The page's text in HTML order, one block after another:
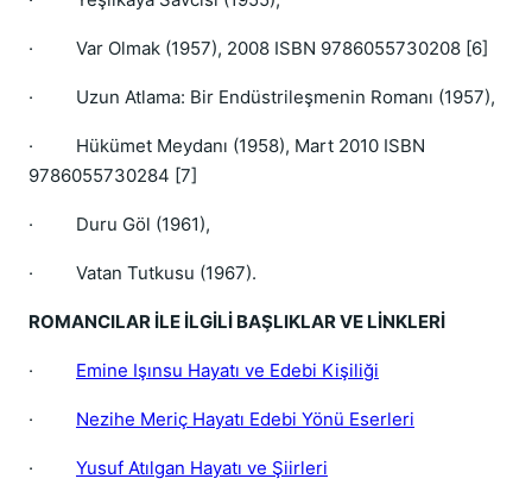
· Var Olmak (1957), 2008 ISBN 9786055730208 [6]
· Uzun Atlama: Bir Endüstrileşmenin Romanı (1957),
· Hükümet Meydanı (1958), Mart 2010 ISBN
9786055730284 [7]
· Duru Göl (1961),
· Vatan Tutkusu (1967).
ROMANCILAR İLE İLGİLİ BAŞLIKLAR VE LİNKLERİ
· Emine Işınsu Hayatı ve Edebi Kişiliği
· Nezihe Meriç Hayatı Edebi Yönü Eserleri
· Yusuf Atılgan Hayatı ve Şiirleri